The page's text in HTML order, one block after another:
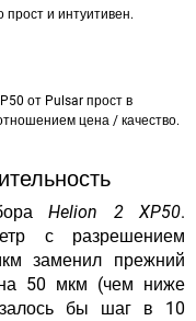
и интуитивен.
от Pulsar прост в
цена / качество.
Helion 2 XP50.
с разрешением
заменил прежний
на 50 мкм (чем ниже
бы шаг в 10